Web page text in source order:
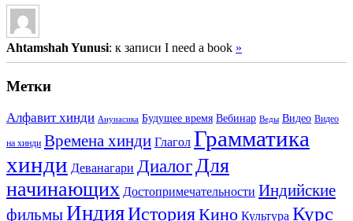
Ahtamshah Yunusi: к записи I need a book »
Метки
Алфавит хинди Анунасика Будущее время Вебинар Веды Видео Видео
на хинди Времена хинди Глагол Грамматика
хинди Деванагари Диалог Для
начинающих Достопримечательности Индийские
фильмыИндияИсторияКино Культура Курс